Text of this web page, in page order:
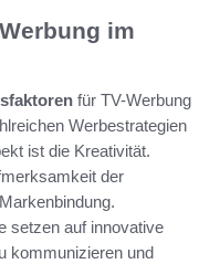
im
für TV-Werbung
Werbestrategien
ist die Kreativität.
der
setzen auf innovative
kommunizieren und